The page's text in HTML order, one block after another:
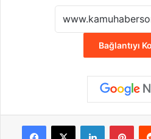
Bağlantıyı
Facebook
X LinkedIn